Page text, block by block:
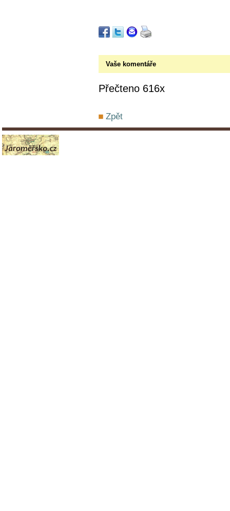
Vaše komentáře
Přečteno 616x
Zpět